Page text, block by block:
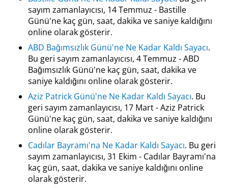
sayım zamanlayıcısı, 14 Temmuz - Bastille
Günü'ne kaç gün, saat, dakika ve saniye kaldığını
online olarak gösterir.
ABD Bağımsızlık Günü'ne Ne Kadar Kaldı Sayacı.
Bu geri sayım zamanlayıcısı, 4 Temmuz - ABD
Bağımsızlık Günü'ne kaç gün, saat, dakika ve
saniye kaldığını online olarak gösterir.
Aziz Patrick Günü'ne Ne Kadar Kaldı Sayacı. Bu
geri sayım zamanlayıcısı, 17 Mart - Aziz Patrick
Günü'ne kaç gün, saat, dakika ve saniye kaldığını
online olarak gösterir.
Cadılar Bayramı'na Ne Kadar Kaldı Sayacı. Bu geri
sayım zamanlayıcısı, 31 Ekim - Cadılar Bayramı'na
kaç gün, saat, dakika ve saniye kaldığını online
olarak gösterir.